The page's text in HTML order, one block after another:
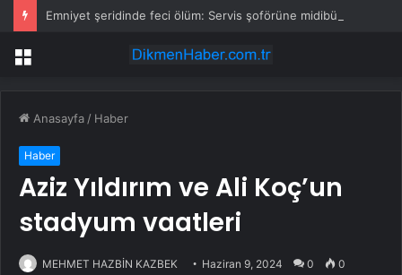
Menü
Anasayfa / Haber
Haber
Aziz Yıldırım ve Ali Koç’un
stadyum vaatleri
MEHMET HAZBİN KAZBEK Haziran 9, 2024 0 0